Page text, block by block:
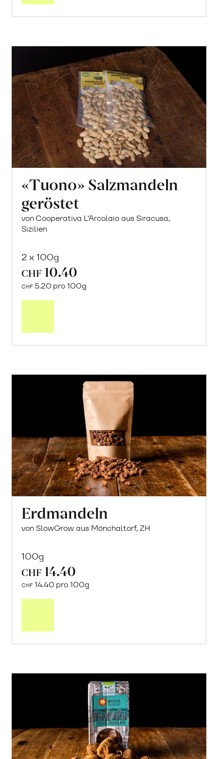
«Tuono» Salzmandeln
geröstet
von Cooperativa L’Arcolaio aus Siracusa,
Sizilien
2 x 100g
CHF 10.40
CHF 5.20 pro 100g
Erdmandeln
von SlowGrow aus Mönchaltorf, ZH
100g
CHF 14.40
CHF 14.40 pro 100g